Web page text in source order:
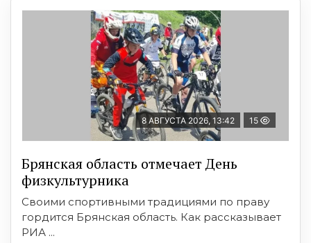
8 АВГУСТА 2026, 13:42 15
Брянская область отмечает День
физкультурника
Своими спортивными традициями по праву
гордится Брянская область. Как рассказывает
РИА ...